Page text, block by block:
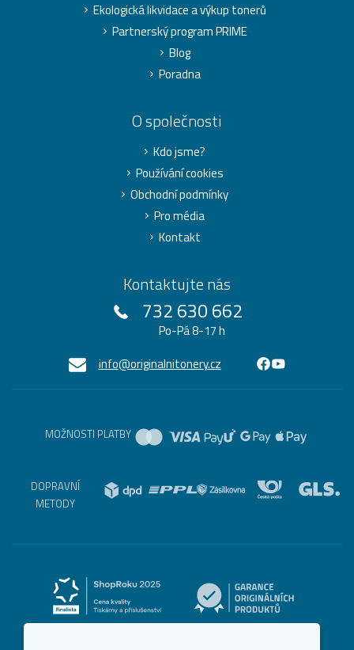
Ekologická likvidace a výkup tonerů
Partnerský program PRIME
Blog
Poradna
O společnosti
Kdo jsme?
Používání cookies
Obchodní podmínky
Pro média
Kontakt
Kontaktujte nás
732 630 662
Po-Pá 8-17 h
info@originalnitonery.cz
MOŽNOSTI PLATBY
DOPRAVNÍ
METODY